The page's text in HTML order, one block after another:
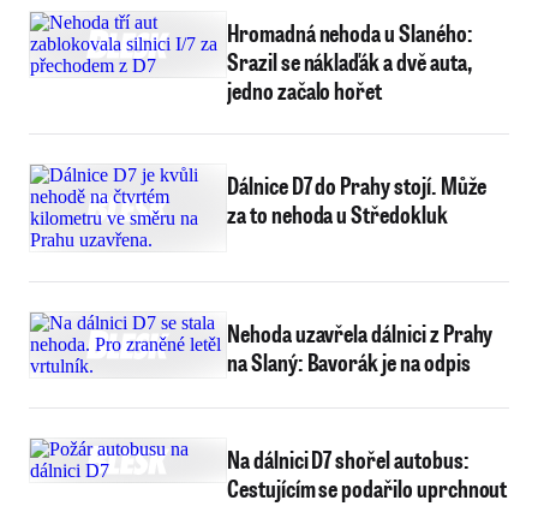
Hromadná nehoda u Slaného:
Srazil se náklaďák a dvě auta,
jedno začalo hořet
Dálnice D7 do Prahy stojí. Může
za to nehoda u Středokluk
Nehoda uzavřela dálnici z Prahy
na Slaný: Bavorák je na odpis
Na dálnici D7 shořel autobus:
Cestujícím se podařilo uprchnout